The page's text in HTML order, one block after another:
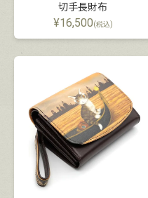
切手長財布
¥16,500(税込)